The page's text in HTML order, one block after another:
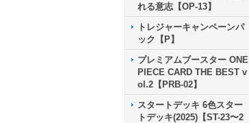
れる意志【OP-13】
トレジャーキャンペーンパ
ック【P】
プレミアムブースター ONE
PIECE CARD THE BEST v
ol.2【PRB-02】
スタートデッキ 6色スター
トデッキ(2025)【ST-23〜2